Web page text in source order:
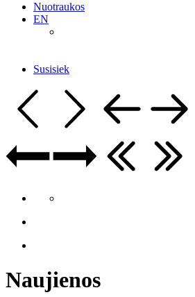
Nuotraukos
EN
Susisiek
Naujienos